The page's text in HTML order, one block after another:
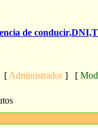
de
[ Administrador] [